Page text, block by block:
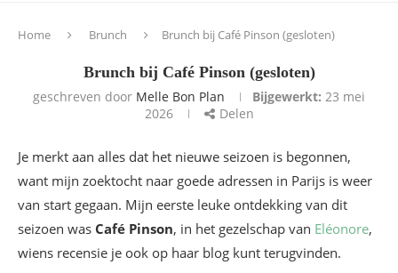
Home Brunch Brunch bij Café Pinson (gesloten)
Brunch bij Café Pinson (gesloten)
geschreven door Melle Bon Plan Bijgewerkt: 23 mei
2026
Delen
Je merkt aan alles dat het nieuwe seizoen is begonnen,
want mijn zoektocht naar goede adressen in Parijs is weer
van start gegaan. Mijn eerste leuke ontdekking van dit
seizoen was Café Pinson, in het gezelschap van Eléonore,
wiens recensie je ook op haar blog kunt terugvinden.